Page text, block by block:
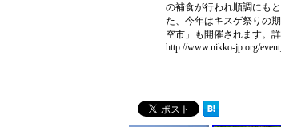
の補食が行われ順調にも
た、今年はキスゲ祭りの
空市」も開催されます。
http://www.nikko-jp.org/